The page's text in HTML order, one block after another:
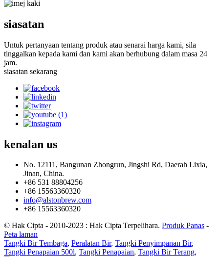
siasatan
Untuk pertanyaan tentang produk atau senarai harga kami, sila
tinggalkan kepada kami dan kami akan berhubung dalam masa 24
jam.
siasatan sekarang
kenalan us
No. 12111, Bangunan Zhongrun, Jingshi Rd, Daerah Lixia,
Jinan, China.
+86 531 88804256
+86 15563360320
info@alstonbrew.com
+86 15563360320
© Hak Cipta - 2010-2023 : Hak Cipta Terpelihara. Produk Panas -
Peta laman
Tangki Bir Tembaga, Peralatan Bir, Tangki Penyimpanan Bir,
Tangki Penapaian 500l, Tangki Penapaian, Tangki Bir Terang,